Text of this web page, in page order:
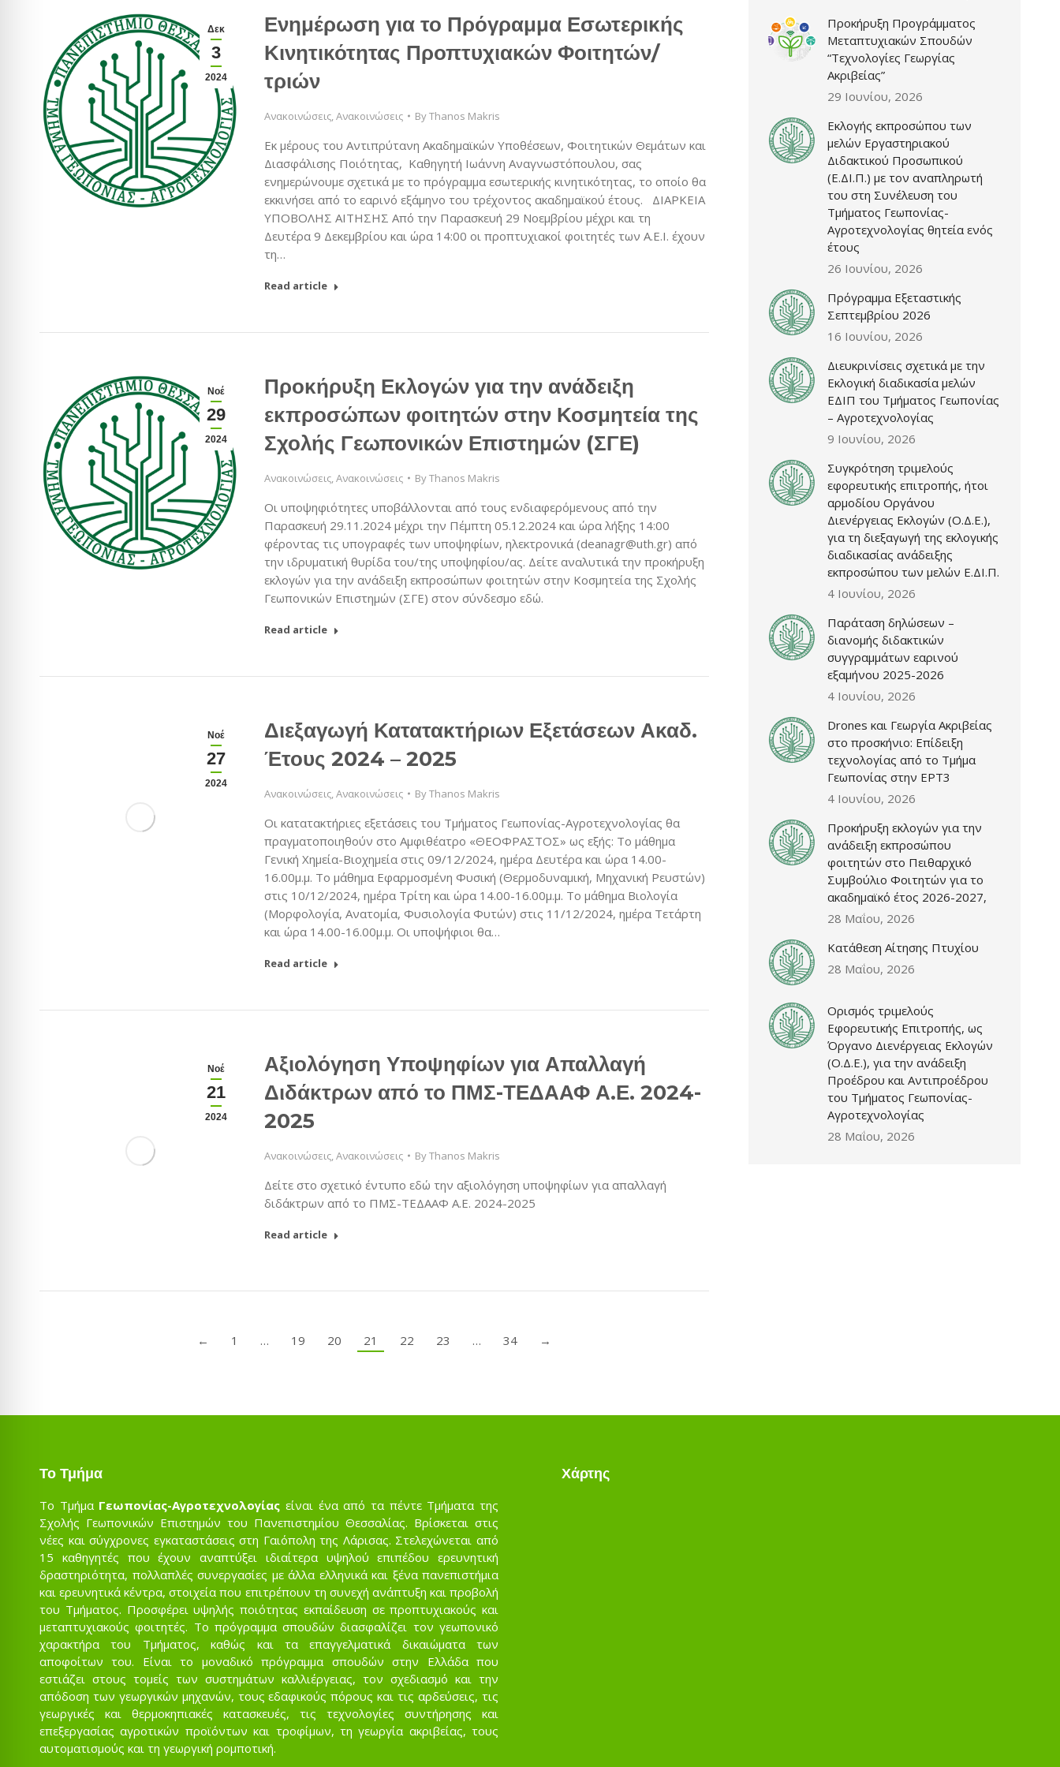
Δεκ
3
2024
Ενημέρωση για το Πρόγραμμα Εσωτερικής
Κινητικότητας Προπτυχιακών Φοιτητών/
τριών
Ανακοινώσεις,Ανακοινώσεις ByThanos Makris
Εκ μέρους του Αντιπρύτανη Ακαδημαϊκών Υποθέσεων, Φοιτητικών Θεμάτων και
Διασφάλισης Ποιότητας, Καθηγητή Ιωάννη Αναγνωστόπουλου, σας
ενημερώνουμε σχετικά με το πρόγραμμα εσωτερικής κινητικότητας, το οποίο θα
εκκινήσει από το εαρινό εξάμηνο του τρέχοντος ακαδημαϊκού έτους. ΔΙΑΡΚΕΙΑ
ΥΠΟΒΟΛΗΣ ΑΙΤΗΣΗΣ Από την Παρασκευή 29 Νοεμβρίου μέχρι και τη
Δευτέρα 9 Δεκεμβρίου και ώρα 14:00 οι προπτυχιακοί φοιτητές των Α.Ε.Ι. έχουν
τη…
Read article
Νοέ
29
2024
Προκήρυξη Εκλογών για την ανάδειξη
εκπροσώπων φοιτητών στην Κοσμητεία της
Σχολής Γεωπονικών Επιστημών (ΣΓΕ)
Ανακοινώσεις,Ανακοινώσεις ByThanos Makris
Οι υποψηφιότητες υποβάλλονται από τους ενδιαφερόμενους από την
Παρασκευή 29.11.2024 μέχρι την Πέμπτη 05.12.2024 και ώρα λήξης 14:00
φέροντας τις υπογραφές των υποψηφίων, ηλεκτρονικά (deanagr@uth.gr) από
την ιδρυματική θυρίδα του/της υποψηφίου/ας. Δείτε αναλυτικά την προκήρυξη
εκλογών για την ανάδειξη εκπροσώπων φοιτητών στην Κοσμητεία της Σχολής
Γεωπονικών Επιστημών (ΣΓΕ) στον σύνδεσμο εδώ.
Read article
Νοέ
27
2024
Διεξαγωγή Κατατακτήριων Εξετάσεων Ακαδ.
Έτους 2024 – 2025
Ανακοινώσεις,Ανακοινώσεις ByThanos Makris
Οι κατατακτήριες εξετάσεις του Τμήματος Γεωπονίας-Αγροτεχνολογίας θα
πραγματοποιηθούν στο Αμφιθέατρο «ΘΕΟΦΡΑΣΤΟΣ» ως εξής: Το μάθημα
Γενική Χημεία-Βιοχημεία στις 09/12/2024, ημέρα Δευτέρα και ώρα 14.00-
16.00μ.μ. Το μάθημα Εφαρμοσμένη Φυσική (Θερμοδυναμική, Μηχανική Ρευστών)
στις 10/12/2024, ημέρα Τρίτη και ώρα 14.00-16.00μ.μ. Το μάθημα Βιολογία
(Μορφολογία, Ανατομία, Φυσιολογία Φυτών) στις 11/12/2024, ημέρα Τετάρτη
και ώρα 14.00-16.00μ.μ. Οι υποψήφιοι θα…
Read article
Νοέ
21
2024
Αξιολόγηση Υποψηφίων για Απαλλαγή
Διδάκτρων από το ΠΜΣ-ΤΕΔΑΑΦ Α.Ε. 2024-
2025
Ανακοινώσεις,Ανακοινώσεις ByThanos Makris
Δείτε στο σχετικό έντυπο εδώ την αξιολόγηση υποψηφίων για απαλλαγή
διδάκτρων από το ΠΜΣ-ΤΕΔΑΑΦ Α.Ε. 2024-2025
Read article
← 1 … 19 20 21 22 23 … 34 →
Προκήρυξη Προγράμματος
Μεταπτυχιακών Σπουδών
“Τεχνολογίες Γεωργίας
Ακριβείας”
29 Ιουνίου, 2026
Εκλογής εκπροσώπου των
μελών Εργαστηριακού
Διδακτικού Προσωπικού
(Ε.ΔΙ.Π.) με τον αναπληρωτή
του στη Συνέλευση του
Τμήματος Γεωπονίας-
Αγροτεχνολογίας θητεία ενός
έτους
26 Ιουνίου, 2026
Πρόγραμμα Εξεταστικής
Σεπτεμβρίου 2026
16 Ιουνίου, 2026
Διευκρινίσεις σχετικά με την
Εκλογική διαδικασία μελών
ΕΔΙΠ του Τμήματος Γεωπονίας
– Αγροτεχνολογίας
9 Ιουνίου, 2026
Συγκρότηση τριμελούς
εφορευτικής επιτροπής, ήτοι
αρμοδίου Οργάνου
Διενέργειας Εκλογών (Ο.Δ.Ε.),
για τη διεξαγωγή της εκλογικής
διαδικασίας ανάδειξης
εκπροσώπου των μελών Ε.ΔΙ.Π.
4 Ιουνίου, 2026
Παράταση δηλώσεων –
διανομής διδακτικών
συγγραμμάτων εαρινού
εξαμήνου 2025-2026
4 Ιουνίου, 2026
Drones και Γεωργία Ακριβείας
στο προσκήνιο: Επίδειξη
τεχνολογίας από το Τμήμα
Γεωπονίας στην ΕΡΤ3
4 Ιουνίου, 2026
Προκήρυξη εκλογών για την
ανάδειξη εκπροσώπου
φοιτητών στο Πειθαρχικό
Συμβούλιο Φοιτητών για το
ακαδημαϊκό έτος 2026-2027,
28 Μαΐου, 2026
Κατάθεση Αίτησης Πτυχίου
28 Μαΐου, 2026
Ορισμός τριμελούς
Εφορευτικής Επιτροπής, ως
Όργανο Διενέργειας Εκλογών
(Ο.Δ.Ε.), για την ανάδειξη
Προέδρου και Αντιπροέδρου
του Τμήματος Γεωπονίας-
Αγροτεχνολογίας
28 Μαΐου, 2026
Το Τμήμα
Το Τμήμα Γεωπονίας-Αγροτεχνολογίας είναι ένα από τα πέντε Τμήματα της
Σχολής Γεωπονικών Επιστημών του Πανεπιστημίου Θεσσαλίας. Βρίσκεται στις
νέες και σύγχρονες εγκαταστάσεις στη Γαιόπολη της Λάρισας. Στελεχώνεται από
15 καθηγητές που έχουν αναπτύξει ιδιαίτερα υψηλού επιπέδου ερευνητική
δραστηριότητα, πολλαπλές συνεργασίες με άλλα ελληνικά και ξένα πανεπιστήμια
και ερευνητικά κέντρα, στοιχεία που επιτρέπουν τη συνεχή ανάπτυξη και προβολή
του Τμήματος. Προσφέρει υψηλής ποιότητας εκπαίδευση σε προπτυχιακούς και
μεταπτυχιακούς φοιτητές. Το πρόγραμμα σπουδών διασφαλίζει τον γεωπονικό
χαρακτήρα του Τμήματος, καθώς και τα επαγγελματικά δικαιώματα των
αποφοίτων του. Είναι το μοναδικό πρόγραμμα σπουδών στην Ελλάδα που
εστιάζει στους τομείς των συστημάτων καλλιέργειας, τον σχεδιασμό και την
απόδοση των γεωργικών μηχανών, τους εδαφικούς πόρους και τις αρδεύσεις, τις
γεωργικές και θερμοκηπιακές κατασκευές, τις τεχνολογίες συντήρησης και
επεξεργασίας αγροτικών προϊόντων και τροφίμων, τη γεωργία ακριβείας, τους
αυτοματισμούς και τη γεωργική ρομποτική.
Χάρτης